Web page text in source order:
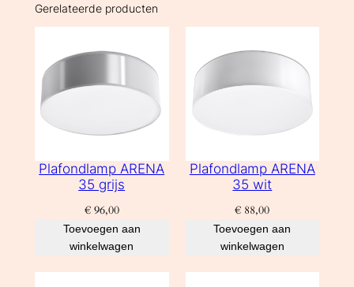
Gerelateerde producten
Plafondlamp ARENA
35 grijs
€96,00
Toevoegen aan
winkelwagen
Plafondlamp ARENA
35 wit
€ 88,00
Toevoegen aan
winkelwagen